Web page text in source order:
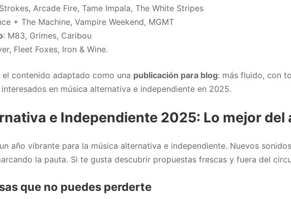
Arcade Fire, Tame Impala, The White Stripes
+ The Machine, Vampire Weekend, MGMT
: M83, Grimes, Caribou
Fleet Foxes, Iron & Wine.
contenido adaptado como una publicación para blog: más fluido, con
en música alternativa e independiente en 2025.
e Independiente 2025: Lo mejor del
año vibrante para la música alternativa e independiente. Nuevos
la pauta. Si te gusta descubrir propuestas frescas y fuera del
que no puedes perderte